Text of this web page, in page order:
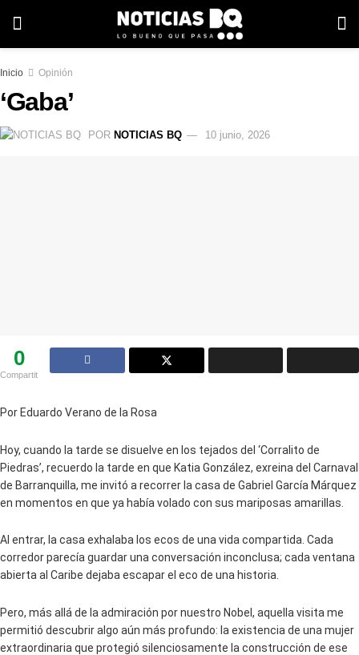
Inicio Opinión
‘Gaba’
POR NOTICIAS BQ 10 junio, 2026
0
Compartit
Por Eduardo Verano de la Rosa
Hoy, cuando la tarde se disuelve en los tejados del ‘Corralito de
Piedras’, recuerdo la tarde en que Katia González, exreina del Carnaval
de Barranquilla, me invitó a recorrer la casa de Gabriel García Márquez
en momentos en que ya había volado con sus mariposas amarillas.
Al entrar, la casa exhalaba los ecos de una vida compartida. Cada
corredor parecía guardar una conversación inconclusa; cada ventana
abierta al Caribe dejaba escapar el eco de una historia.
Pero, más allá de la admiración por nuestro Nobel, aquella visita me
permitió descubrir algo aún más profundo: la existencia de una mujer
extraordinaria que protegió silenciosamente la construcción de ese